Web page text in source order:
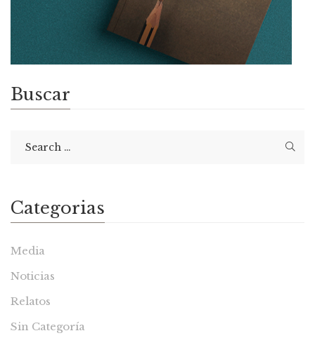
Buscar
Categorias
Media
Noticias
Relatos
Sin Categoría